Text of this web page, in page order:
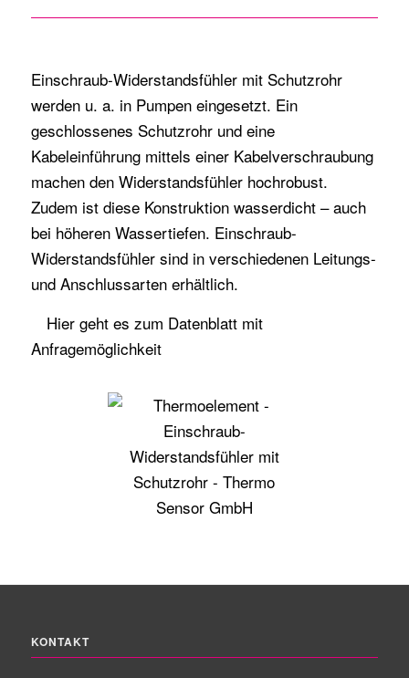
Einschraub-Widerstandsfühler mit Schutzrohr
werden u. a. in Pumpen eingesetzt. Ein
geschlossenes Schutzrohr und eine
Kabeleinführung mittels einer Kabelverschraubung
machen den Widerstandsfühler hochrobust.
Zudem ist diese Konstruktion wasserdicht – auch
bei höheren Wassertiefen. Einschraub-
Widerstandsfühler sind in verschiedenen Leitungs-
und Anschlussarten erhältlich.
Hiergeht es zum Datenblatt mit
Anfragemöglichkeit
KONTAKT